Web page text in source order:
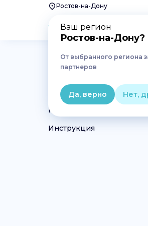
Ростов-на-Дону
Ваш регион
Ростов-на-Дону?
От выбранного региона
партнеров
Да, верно Нет,
Лекарства
винпоцетин в
Препараты
Инструкция